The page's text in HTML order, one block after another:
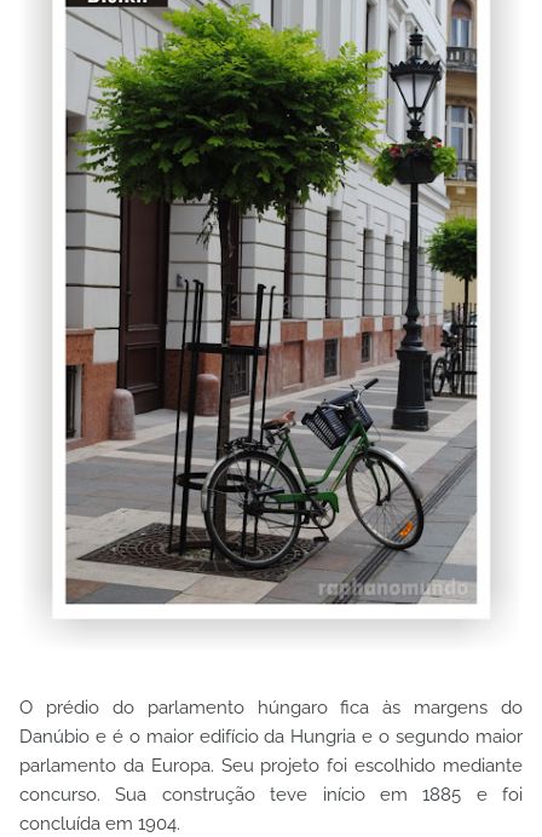
O prédio do parlamento húngaro fica às margens do
Danúbio e é o maior edifício da Hungria e o segundo maior
parlamento da Europa. Seu projeto foi escolhido mediante
concurso. Sua construção teve início em 1885 e foi
concluída em 1904.